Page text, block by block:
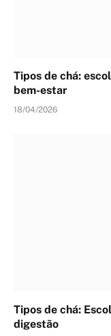
Tipos de chá:
bem-estar
18/04/2026
Tipos de chá:
digestão